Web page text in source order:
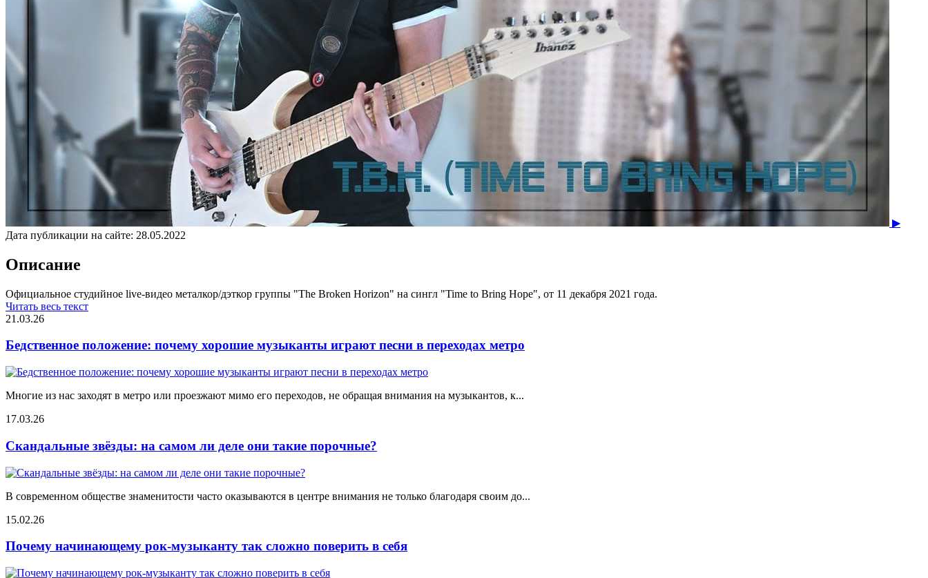
▶
Дата публикации на сайте: 28.05.2022
Описание
Официальное студийное live-видео металкор/дэткор группы "The Broken Horizon" на сингл "Time to Bring Hope", от 11 декабря 2021 года.
Читать весь текст
21.03.26
Бедственное положение: почему хорошие музыканты играют песни в переходах метро
Многие из нас заходят в метро или проезжают мимо его переходов, не обращая внимания на музыкантов, к...
17.03.26
Скандальные звёзды: на самом ли деле они такие порочные?
В современном обществе знаменитости часто оказываются в центре внимания не только благодаря своим до...
15.02.26
Почему начинающему рок-музыканту так сложно поверить в себя